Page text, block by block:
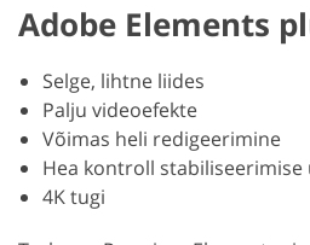
Adobe Elements
Selge, lihtne liides
Palju videoefekte
Võimas heli redigeerimine
Hea kontroll stabiliseerimise
4K tugi